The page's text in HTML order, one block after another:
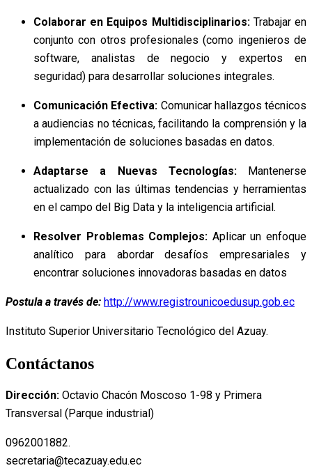
Colaborar en Equipos Multidisciplinarios: Trabajar en
conjunto con otros profesionales (como ingenieros de
software, analistas de negocio y expertos en
seguridad) para desarrollar soluciones integrales.
Comunicación Efectiva: Comunicar hallazgos técnicos
a audiencias no técnicas, facilitando la comprensión y la
implementación de soluciones basadas en datos.
Adaptarse a Nuevas Tecnologías: Mantenerse
actualizado con las últimas tendencias y herramientas
en el campo del Big Data y la inteligencia artificial.
Resolver Problemas Complejos: Aplicar un enfoque
analítico para abordar desafíos empresariales y
encontrar soluciones innovadoras basadas en datos
Postula a través de: http://www.registrounicoedusup.gob.ec
Instituto Superior Universitario Tecnológico del Azuay.
Contáctanos
Dirección: Octavio Chacón Moscoso 1-98 y Primera
Transversal (Parque industrial)
0962001882.
secretaria@tecazuay.edu.ec